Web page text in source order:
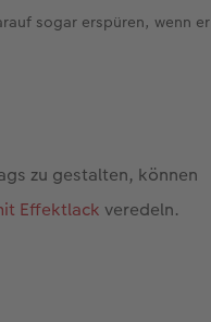
sogar erspüren, wenn er
zu gestalten, können
Effektlack veredeln.